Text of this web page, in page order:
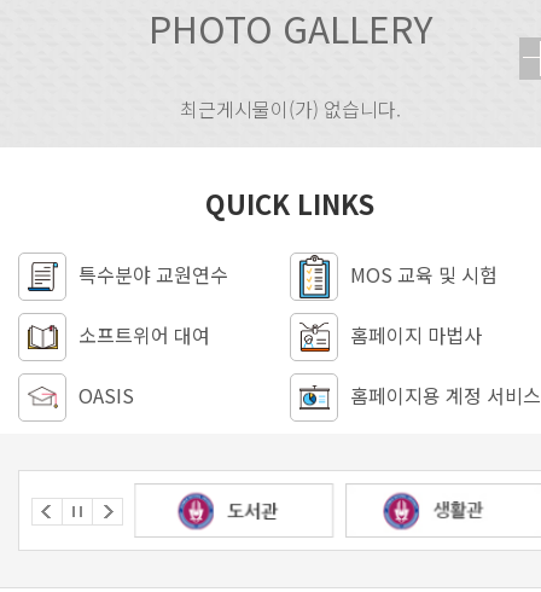
PHOTO GALLERY
최근게시물이(가) 없습니다.
QUICK LINKS
특수분야 교원연수 MOS 교육 및 시험
소프트위어 대여 홈페이지 마법사
OASIS 홈페이지용 계정 서비스